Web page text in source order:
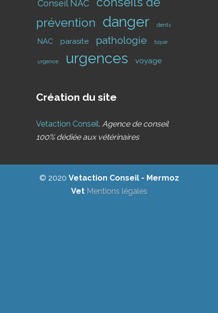
Conseil NAC
prévention danger dents
NAC parasite pathologie tique
urgence urgences voyage
Création du site
Vetaction Conseil. Agence de conseil
100% dédiée aux vétérinaires
© 2020 Vetaction Conseil - Mermoz
Vet Mentions légales